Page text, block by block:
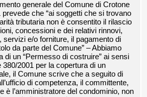
generale del Comune di Crotone
prevede che “ai soggetti che si trovano
tributaria non è consentito il rilascio
concessioni e dei relativi rinnovi,
servizi e/o forniture, il pagamento di
da parte del Comune” – Abbiamo
di un “Permesso di costruire” ai sensi
380/2001 per la copertura di un
il Comune scrive che a seguito di
di competenza, il committente,
è l’amministratore del condominio, non